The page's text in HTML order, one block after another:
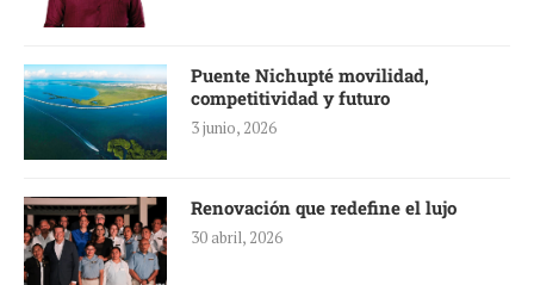
Puente Nichupté movilidad,
competitividad y futuro
3 junio, 2026
Renovación que redefine el lujo
30 abril, 2026